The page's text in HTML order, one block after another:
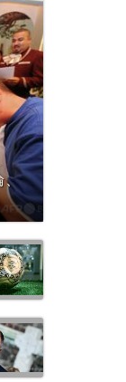
、